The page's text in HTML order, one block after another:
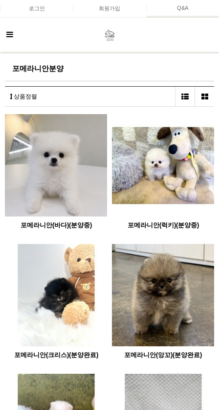
로그인 회원가입 Q&A
포메라니안분양
상품정렬
포메라니안(바다)(분양중) 포메라니안(럭키)(분양중)
포메라니안(크리스)(분양완료) 포메라니안(앙꼬)(분양완료)